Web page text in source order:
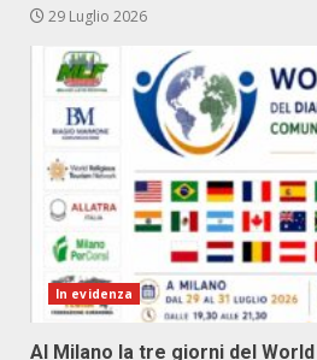
29 Luglio 2026
In evidenza
Al Milano la tre giorni del